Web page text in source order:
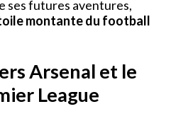
ses futures aventures,
montante du football
Arsenal et le
League